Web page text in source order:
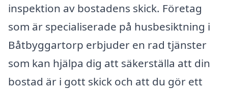
inspektion av bostadens skick. Företag
som är specialiserade på husbesiktning i
Båtbyggartorp erbjuder en rad tjänster
som kan hjälpa dig att säkerställa att din
bostad är i gott skick och att du gör ett